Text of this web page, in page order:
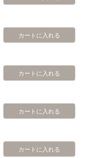
カートに入れる
カートに入れる
カートに入れる
カートに入れる